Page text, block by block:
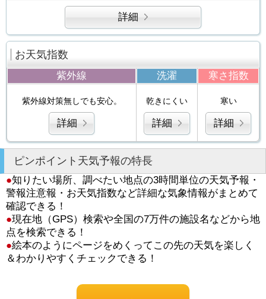
詳細
お天気指数
紫外線 洗濯 寒さ指数
紫外線対策無しでも安心。
詳細
乾きにくい
詳細
寒い
詳細
ピンポイント天気予報の特長
●知りたい場所、調べたい地点の3時間単位の天気予報・
警報注意報・お天気指数など詳細な気象情報がまとめて
確認できる！
●現在地（GPS）検索や全国の7万件の施設名などから地
点を検索できる！
●絵本のようにページをめくってこの先の天気を楽しく
＆わかりやすくチェックできる！